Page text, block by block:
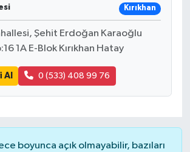
Kırıkhan
Şehit Erdoğan Karaoğlu
1A E-Blok Kırıkhan Hatay
Al 0 (533) 408 99 76
boyunca açık olmayabilir, bazıları